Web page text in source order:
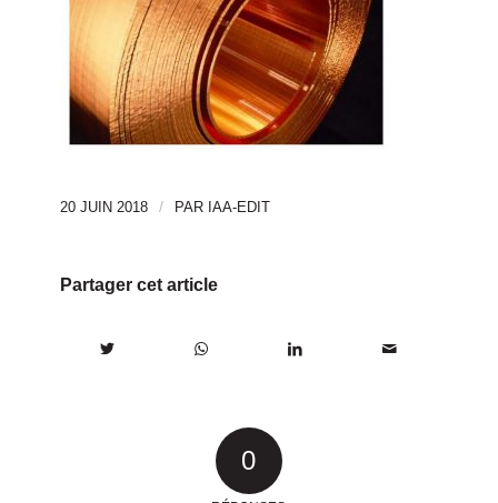
20 JUIN 2018 / PAR IAA-EDIT
Partager cet article
0